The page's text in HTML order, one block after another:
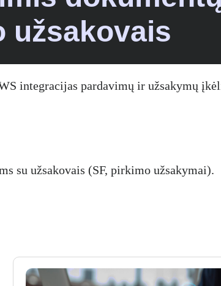
užsakovais
integracijas pardavimų ir užsakymų
su užsakovais (SF, pirkimo užsakymai).